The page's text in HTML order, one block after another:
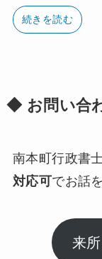
遺言書
生前・
んなものがあ
SNSや
続きを読む
◆ お問い合
南本町行政書
対応可でお話
来